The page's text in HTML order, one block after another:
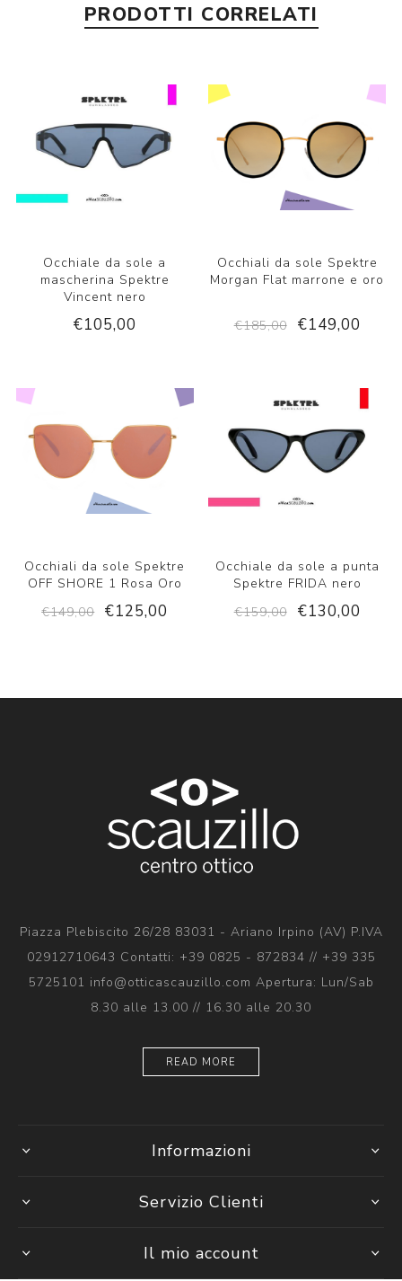
PRODOTTI CORRELATI
Occhiale da sole a
mascherina Spektre
Vincent nero
€105,00
Occhiali da sole Spektre
Morgan Flat marrone e oro
€185,00 €149,00
Occhiali da sole Spektre
OFF SHORE 1 Rosa Oro
€149,00
€125,00
Occhiale da sole a punta
Spektre FRIDA nero
€159,00
€130,00
Piazza Plebiscito 26/28 83031 - Ariano Irpino (AV) P.IVA
02912710643 Contatti: +39 0825 - 872834 // +39 335
5725101 info@otticascauzillo.com Apertura: Lun/Sab
8.30 alle 13.00 // 16.30 alle 20.30
READ MORE
Informazioni
Servizio Clienti
Il mio account